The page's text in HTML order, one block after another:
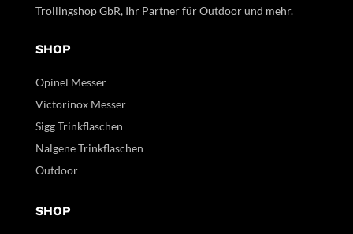
Trollingshop GbR, Ihr Partner für Outdoor und mehr.
SHOP
Opinel Messer
Victorinox Messer
Sigg Trinkflaschen
Nalgene Trinkflaschen
Outdoor
SHOP